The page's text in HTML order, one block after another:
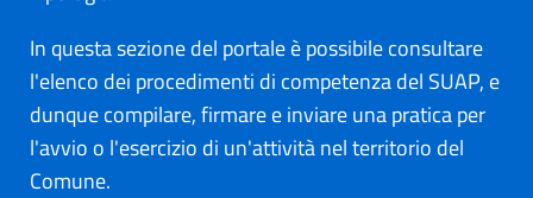
In questa sezione del portale è possibile consultare
l'elenco dei procedimenti di competenza del SUAP, e
dunque compilare, firmare e inviare una pratica per
l'avvio o l'esercizio di un'attività nel territorio del
Comune.